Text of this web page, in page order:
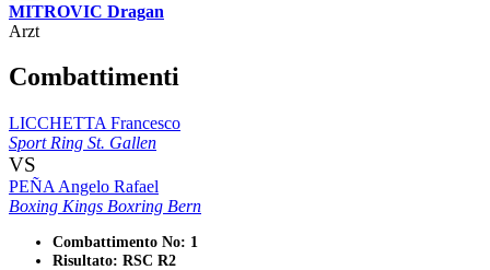
MITROVIC Dragan
Arzt
Combattimenti
LICCHETTA Francesco
Sport Ring St. Gallen
VS
PEÑA Angelo Rafael
Boxing Kings Boxring Bern
Combattimento No: 1
Risultato: RSC R2